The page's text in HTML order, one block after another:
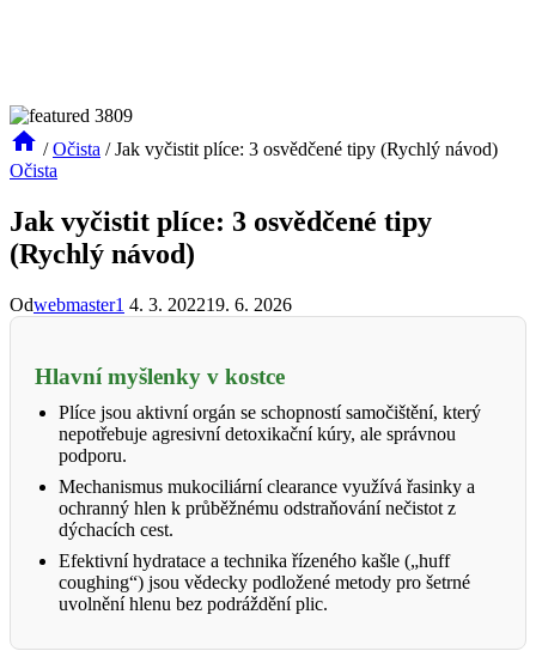
/ Očista / Jak vyčistit plíce: 3 osvědčené tipy (Rychlý návod)
Očista
Jak vyčistit plíce: 3 osvědčené tipy
(Rychlý návod)
Odwebmaster1 4. 3. 202219. 6. 2026
Hlavní myšlenky v kostce
Plíce jsou aktivní orgán se schopností samočištění, který
nepotřebuje agresivní detoxikační kúry, ale správnou
podporu.
Mechanismus mukociliární clearance využívá řasinky a
ochranný hlen k průběžnému odstraňování nečistot z
dýchacích cest.
Efektivní hydratace a technika řízeného kašle („huff
coughing“) jsou vědecky podložené metody pro šetrné
uvolnění hlenu bez podráždění plic.